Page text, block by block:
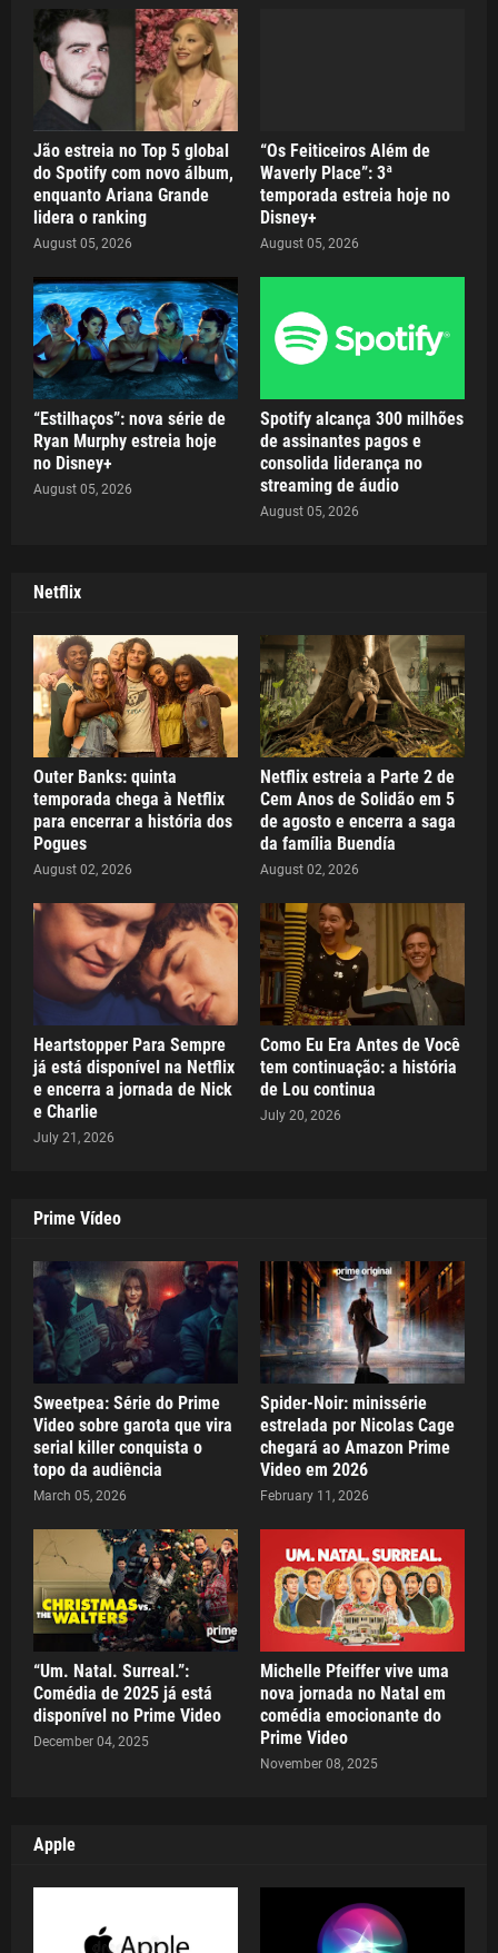
Jão estreia no Top 5 global
do Spotify com novo álbum,
enquanto Ariana Grande
lidera o ranking
August 05, 2026
“Os Feiticeiros Além de
Waverly Place”: 3ª
temporada estreia hoje no
Disney+
August 05, 2026
“Estilhaços”: nova série de
Ryan Murphy estreia hoje
no Disney+
August 05, 2026
Spotify alcança 300 milhões
de assinantes pagos e
consolida liderança no
streaming de áudio
August 05, 2026
Netflix
Outer Banks: quinta
temporada chega à Netflix
para encerrar a história dos
Pogues
August 02, 2026
Netflix estreia a Parte 2 de
Cem Anos de Solidão em 5
de agosto e encerra a saga
da família Buendía
August 02, 2026
Heartstopper Para Sempre
já está disponível na Netflix
e encerra a jornada de Nick
e Charlie
July 21, 2026
Como Eu Era Antes de Você
tem continuação: a história
de Lou continua
July 20, 2026
Prime Vídeo
Sweetpea: Série do Prime
Video sobre garota que vira
serial killer conquista o
topo da audiência
March 05, 2026
Spider-Noir: minissérie
estrelada por Nicolas Cage
chegará ao Amazon Prime
Video em 2026
February 11, 2026
“Um. Natal. Surreal.”:
Comédia de 2025 já está
disponível no Prime Video
December 04, 2025
Michelle Pfeiffer vive uma
nova jornada no Natal em
comédia emocionante do
Prime Video
November 08, 2025
Apple